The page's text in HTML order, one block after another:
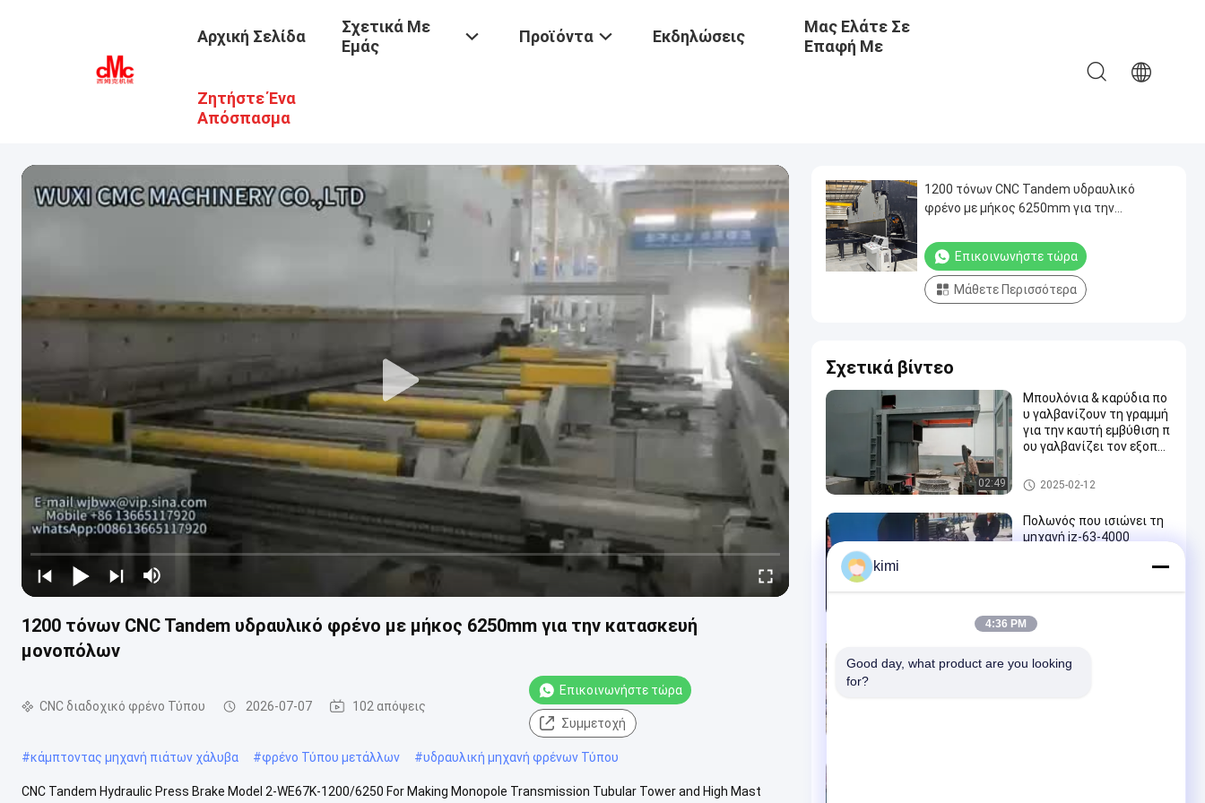
Αρχική Σελίδα
Σχετικά Με
Εμάς
Προϊόντα Εκδηλώσεις
Μας Ελάτε Σε
Επαφή Με
Ζητήστε Ένα
Απόσπασμα
1200 τόνων CNC Tandem υδραυλικό φρένο με μήκος 6250mm για την κατασκευή
μονοπόλων
CNC διαδοχικό φρένο Τύπου 2026-07-07 102 απόψεις
Επικοινωνήστε τώρα
Συμμετοχή
#κάμπτοντας μηχανή πιάτων χάλυβα #φρένο Τύπου μετάλλων #υδραυλική μηχανή φρένων Τύπου
CNC Tandem Hydraulic Press Brake Model 2-WE67K-1200/6250 For Making Monopole Transmission Tubular Tower and High Mast
1200 τόνων CNC Tandem υδραυλικό
φρένο με μήκος 6250mm για την
Επικοινωνήστε τώρα
Μάθετε Περισσότερα
Σχετικά βίντεο
02:49
Μπουλόνια & καρύδια πο
υ γαλβανίζουν τη γραμμή
για την καυτή εμβύθιση π
ου γαλβανίζει τον εξοπλι
καυτή εμβύθιση που γαλβανί
ζει τον εξοπλισμό
2025-02-12
Πολωνός που ισιώνει τη
μηχανή jz-63-4000
Πολωνός που ισιώνει τη μηχ
πίεσης με κωνικό πόλο
kimi
4:36 PM
Good day, what product are you looking
for?